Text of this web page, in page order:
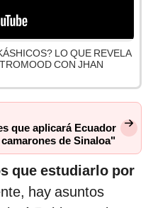
LO QUE REVELA
CON JHAN
que aplicará Ecuador
de Sinaloa"
que estudiarlo por
hay asuntos